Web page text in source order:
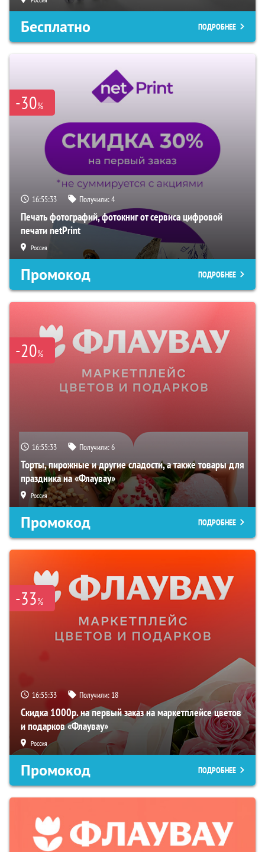
Бесплатно ПОДРОБНЕЕ
-30%
16:55:32 Получили:4
Печать фотографий, фотокниг от сервиса цифровой
печати netPrint
Россия
Промокод ПОДРОБНЕЕ
-20%
16:55:32 Получили:6
Торты, пирожные и другие сладости, а также товары для
праздника на «Флаувау»
Россия
Промокод ПОДРОБНЕЕ
-33%
16:55:32 Получили: 18
Скидка 1000р. на первый заказ на маркетплейсе цветов
и подарков «Флаувау»
Россия
Промокод ПОДРОБНЕЕ